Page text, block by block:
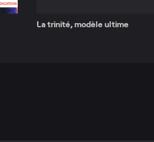
La trinité, modèle ultime